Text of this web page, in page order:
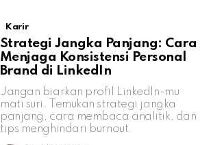
Karir
Strategi Jangka Panjang: Cara
Menjaga Konsistensi Personal
Brand di LinkedIn
Jangan biarkan profil LinkedIn-mu
mati suri. Temukan strategi jangka
panjang, cara membaca analitik, dan
tips menghindari burnout.